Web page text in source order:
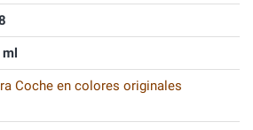
Coche en colores originales